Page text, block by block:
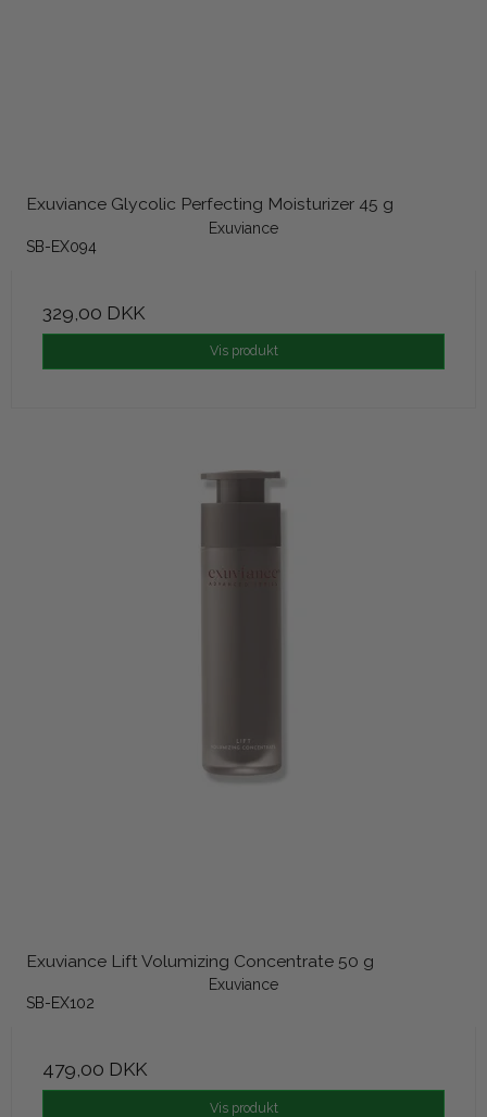
Exuviance Glycolic Perfecting Moisturizer 45 g
Exuviance
SB-EX094
329,00 DKK
Vis produkt
Exuviance Lift Volumizing Concentrate 50 g
Exuviance
SB-EX102
479,00 DKK
Vis produkt